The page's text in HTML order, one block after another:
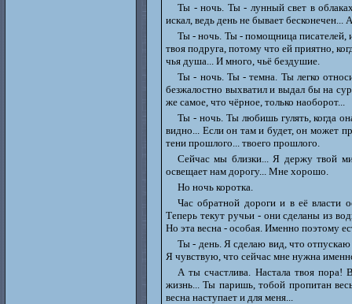
Ты - ночь. Ты - лунный свет в
искал, ведь день не бывает бесконечен...
Ты - ночь. Ты - помощница писателей,
твоя подруга, потому что ей приятно,
чья душа... И много, чьё бездушие.
Ты - ночь. Ты - темна. Ты легко
безжалостно выхватил и выдал бы на
же самое, что чёрное, только наоборот...
Ты - ночь. Ты любишь гулять, когда
видно... Если он там и будет, он может
тени прошлого... твоего прошлого.
Сейчас мы близки... Я держу твой
освещает нам дорогу... Мне хорошо.
Но ночь коротка.
Час обратной дороги и в её власти
Теперь текут ручьи - они сделаны из
Но эта весна - особая. Именно поэтому
Ты - день. Я сделаю вид, что
Я чувствую, что сейчас мне нужна
А ты счастлива. Настала твоя
жизнь... Ты паришь, тобой пропитан
весна наступает и для меня...